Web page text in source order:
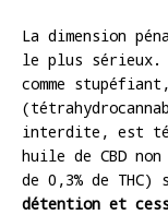
La dimension
le plus sérieux.
comme
interdite, est
huile de CBD
de 0,3% de
détention et